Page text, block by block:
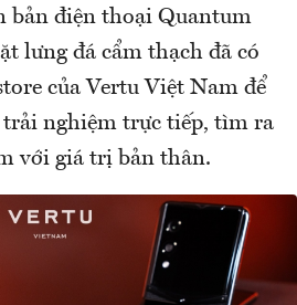
bản điện thoại Quantum
lưng đá cẩm thạch đã có
của Vertu Việt Nam để
trải nghiệm trực tiếp, tìm ra
với giá trị bản thân.